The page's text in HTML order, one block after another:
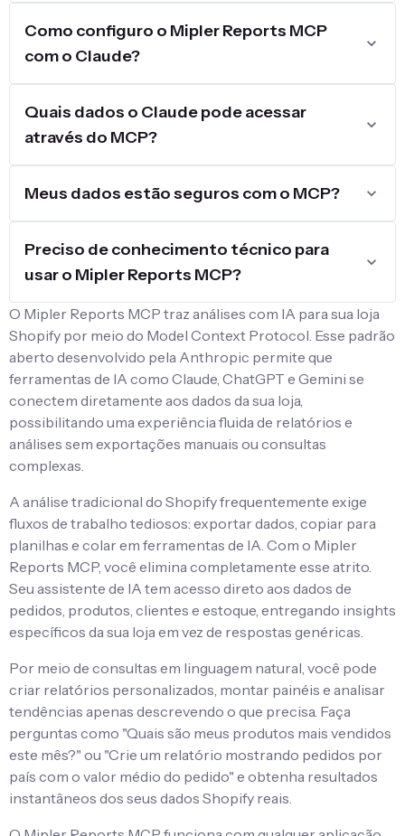
Como configuro o Mipler Reports MCP
com o Claude?
Quais dados o Claude pode acessar
através do MCP?
Meus dados estão seguros com o MCP?
Preciso de conhecimento técnico para
usar o Mipler Reports MCP?
O Mipler Reports MCP traz análises com IA para sua loja
Shopify por meio do Model Context Protocol. Esse padrão
aberto desenvolvido pela Anthropic permite que
ferramentas de IA como Claude, ChatGPT e Gemini se
conectem diretamente aos dados da sua loja,
possibilitando uma experiência fluida de relatórios e
análises sem exportações manuais ou consultas
complexas.
A análise tradicional do Shopify frequentemente exige
fluxos de trabalho tediosos: exportar dados, copiar para
planilhas e colar em ferramentas de IA. Com o Mipler
Reports MCP, você elimina completamente esse atrito.
Seu assistente de IA tem acesso direto aos dados de
pedidos, produtos, clientes e estoque, entregando insights
específicos da sua loja em vez de respostas genéricas.
Por meio de consultas em linguagem natural, você pode
criar relatórios personalizados, montar painéis e analisar
tendências apenas descrevendo o que precisa. Faça
perguntas como "Quais são meus produtos mais vendidos
este mês?" ou "Crie um relatório mostrando pedidos por
país com o valor médio do pedido" e obtenha resultados
instantâneos dos seus dados Shopify reais.